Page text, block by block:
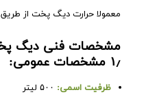
معمولا حرارت دیگ پخت از
مشخصات فنی دیگ
۱٫ مشخصات عمومی:
ظرفیت اسمی: